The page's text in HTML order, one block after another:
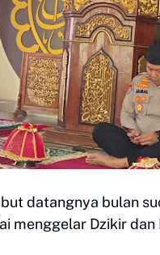
datangnya bulan
menggelar Dzikir